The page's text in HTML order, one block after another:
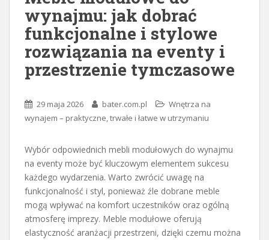
wynajmu: jak dobrać
funkcjonalne i stylowe
rozwiązania na eventy i
przestrzenie tymczasowe
29 maja 2026 bater.com.pl
Wnętrza na
wynajem – praktyczne, trwałe i łatwe w utrzymaniu
Wybór odpowiednich mebli modułowych do wynajmu
na eventy może być kluczowym elementem sukcesu
każdego wydarzenia. Warto zwrócić uwagę na
funkcjonalność i styl, ponieważ źle dobrane meble
mogą wpływać na komfort uczestników oraz ogólną
atmosferę imprezy. Meble modułowe oferują
elastyczność aranżacji przestrzeni, dzięki czemu można